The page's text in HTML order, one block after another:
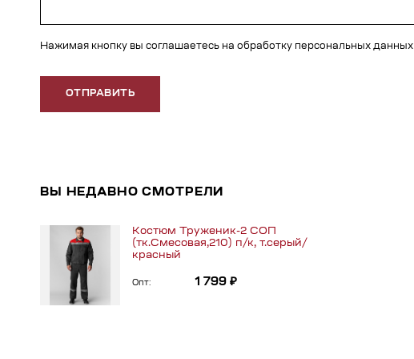
Нажимая кнопку вы соглашаетесь на обработку персональных данных
ОТПРАВИТЬ
ВЫ НЕДАВНО СМОТРЕЛИ
Костюм Труженик-2 СОП
(тк.Смесовая,210) п/к, т.серый/
красный
Опт: 1 799 ₽